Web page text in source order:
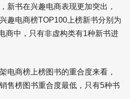
书在兴趣电商表现更加突出，
趣电商榜TOP100上榜新书分别为
商中，只有非虚构类有1种新书进
商榜上榜图书的重合度来看，
售榜图书重合度最低，只有5种书